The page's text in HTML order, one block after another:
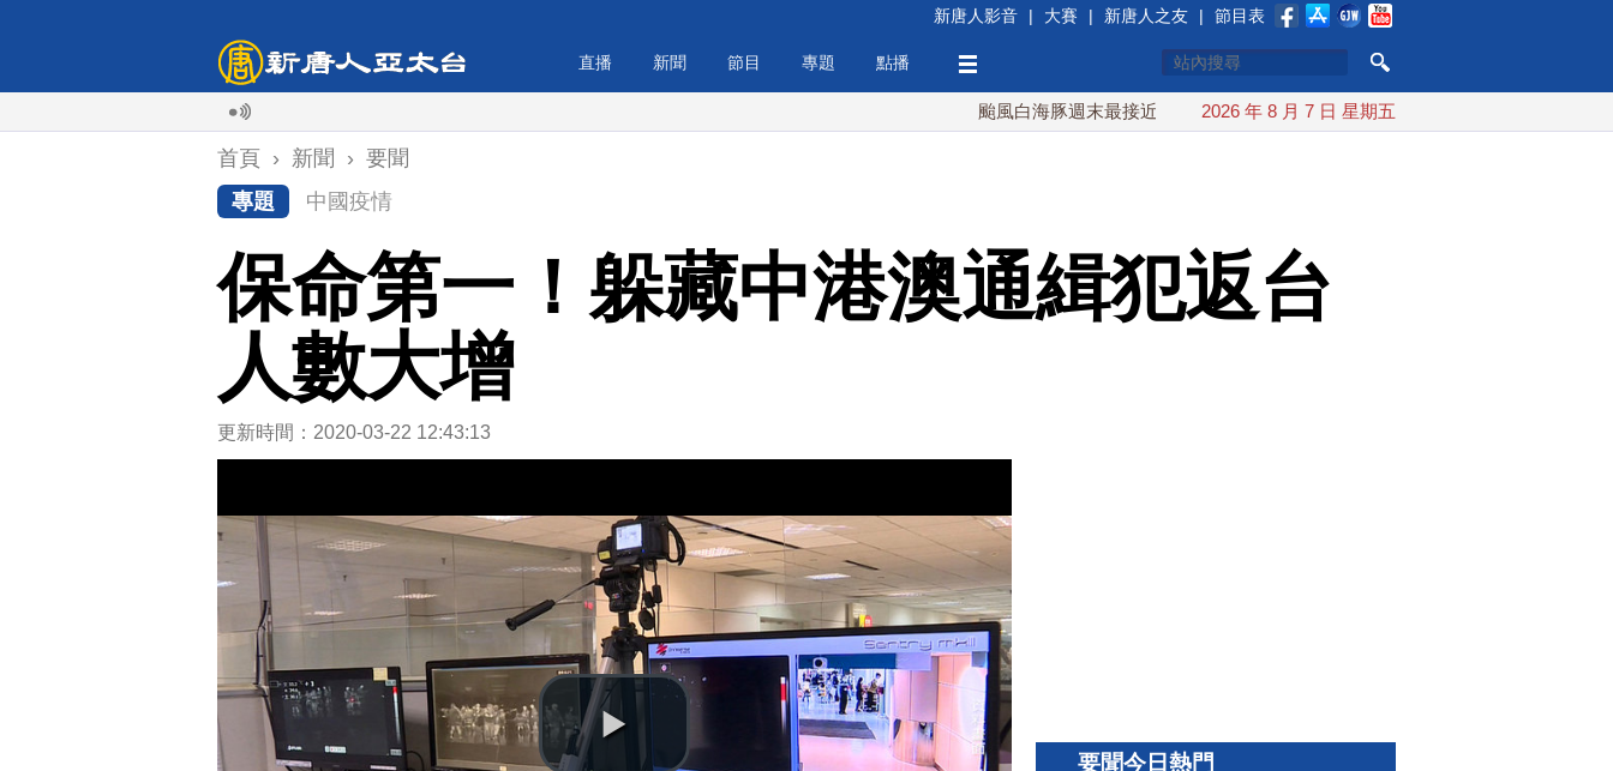
新唐人影音 | 大賽 | 新唐人之友 | 節目表
直播 新聞 節目 專題 點播
颱風白海豚週末最接近台灣 最快9日可能登陸中國 台灣漢光首結合城鎮演習 AIT連
2026 年 8 月 7 日 星期五
首頁 › 新聞 › 要聞
專題
中國疫情
保命第一！躲藏中港澳通緝犯返台
人數大增
更新時間：2020-03-22 12:43:13
要聞今日熱門